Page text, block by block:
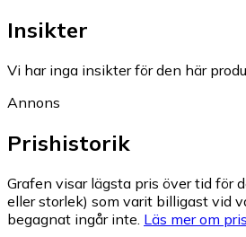
Insikter
Vi har inga insikter för den här
Annons
Prishistorik
Grafen visar lägsta pris över tid för
eller storlek) som varit billigast vid
begagnat ingår inte. Läs mer om